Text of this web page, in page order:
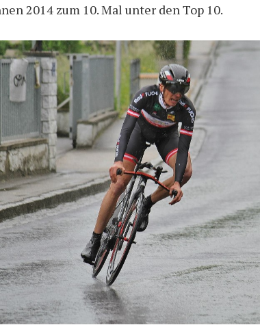
2014 zum 10. Mal unter den Top 10.